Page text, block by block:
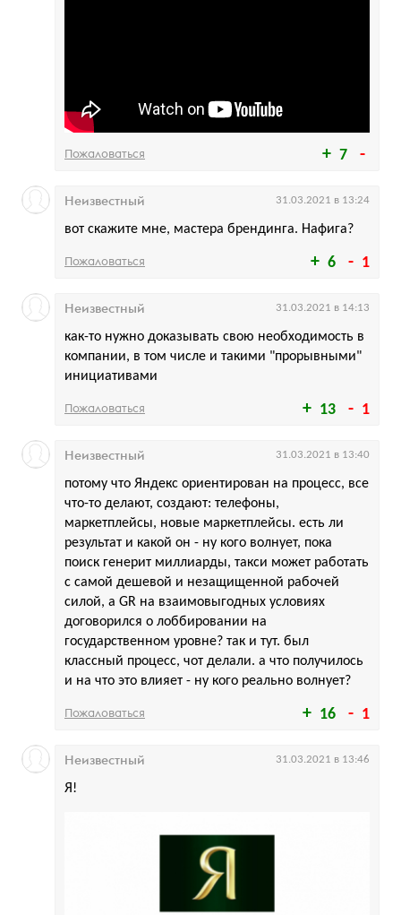
7
Пожаловаться
6 1
вот скажите мне, мастера брендинга. Нафига?
Неизвестный 31.03.2021 в 13:24
Пожаловаться
13 1
как-то нужно доказывать свою необходимость в
компании, в том числе и такими "прорывными"
инициативами
Неизвестный 31.03.2021 в 14:13
Пожаловаться
16 1
потому что Яндекс ориентирован на процесс, все
что-то делают, создают: телефоны,
маркетплейсы, новые маркетплейсы. есть ли
результат и какой он - ну кого волнует, пока
поиск генерит миллиарды, такси может работать
с самой дешевой и незащищенной рабочей
силой, а GR на взаимовыгодных условиях
договорился о лоббировании на
государственном уровне? так и тут. был
классный процесс, чот делали. а что получилось
и на что это влияет - ну кого реально волнует?
Неизвестный 31.03.2021 в 13:40
Пожаловаться
Я!
Неизвестный 31.03.2021 в 13:46